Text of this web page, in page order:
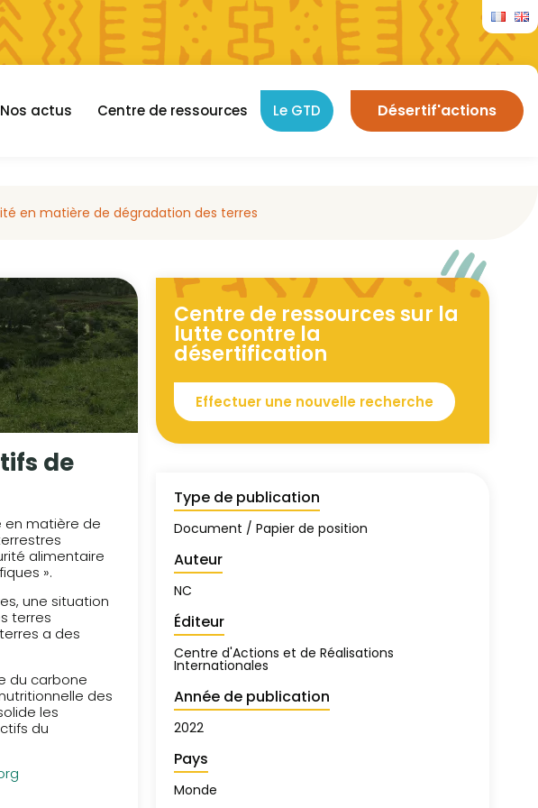
Nos actus Centre de ressources Le GTD Désertif'actions
en matière de dégradation des terres
de
en matière de
alimentaire
».
une situation
terres
a des
du carbone
des
les
du
Centre de ressources sur la
lutte contre la
désertification
Effectuer une nouvelle recherche
Type de publication
Document / Papier de position
Auteur
NC
Éditeur
Centre d'Actions et de Réalisations
Internationales
Année de publication
2022
Pays
Monde